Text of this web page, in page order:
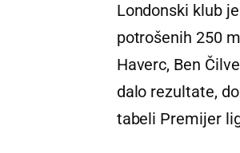
Londonski klub
potrošenih 250
Haverc, Ben
dalo rezultate,
tabeli Premijer